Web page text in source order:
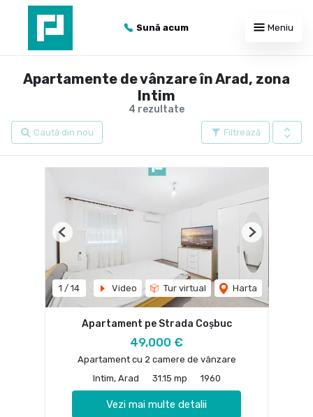
Sună acum Meniu
4 rezultate
Apartamente de vânzare în Arad, zona
Intim
Filtrează
Caută din nou
1 / 14 Video Tur virtual Harta
Previous Next
Apartament pe Strada Coșbuc
49,000 €
Apartament cu 2 camere de vânzare
Intim, Arad
31.15 mp 1960
Vezi mai multe detalii